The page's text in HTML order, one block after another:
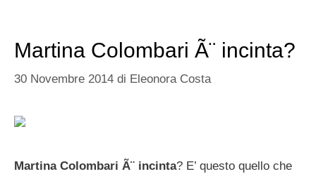
Martina Colombari Ã¨ incinta?
30 Novembre 2014 di Eleonora Costa
Martina Colombari Ã¨ incinta? E’ questo quello che